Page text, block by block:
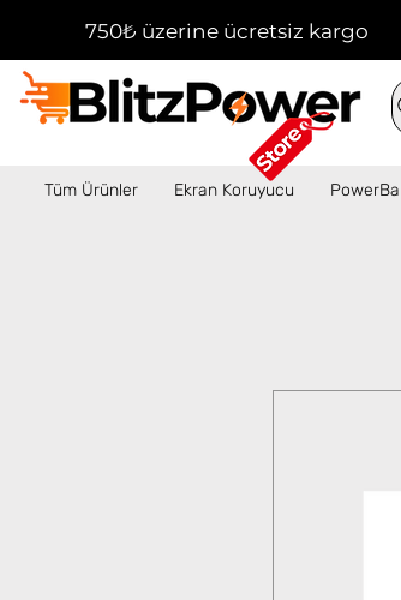
750₺ üzerine ücretsiz kargo!
Tüm Ürünler Ekran Koruyucu